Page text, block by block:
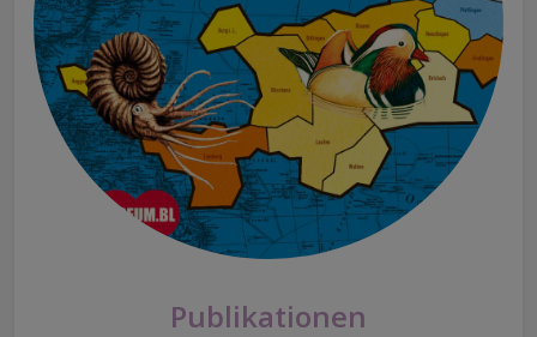
Publikationen